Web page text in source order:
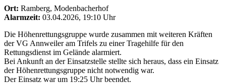
Ort: Ramberg, Modenbacherhof
Alarmzeit: 03.04.2026, 19:10 Uhr
Die Höhenrettungsgruppe wurde zusammen mit weiteren Kräften
der VG Annweiler am Trifels zu einer Tragehilfe für den
Rettungsdienst im Gelände alarmiert.
Bei Ankunft an der Einsatzstelle stellte sich heraus, dass ein Einsatz
der Höhenrettungsgruppe nicht notwendig war.
Der Einsatz war um 19:25 Uhr beendet.